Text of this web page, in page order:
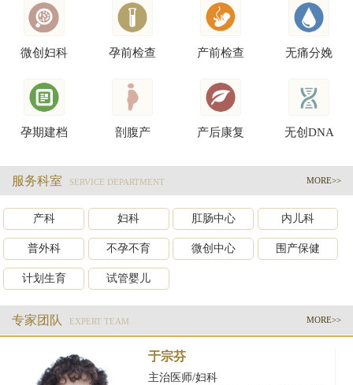
微创妇科 孕前检查 产前检查 无痛分娩
孕期建档 剖腹产 产后康复 无创DNA
服务科室 SERVICE DEPARTMENT MORE>>
产科 妇科 肛肠中心 内儿科
普外科 不孕不育 微创中心 围产保健
计划生育 试管婴儿
专家团队 EXPERT TEAM MORE>>
于宗芬
主治医师/妇科